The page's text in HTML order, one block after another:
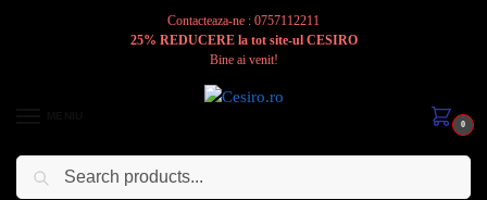
Contacteaza-ne : 0757112211
25% REDUCERE la tot site-ul CESIRO
Bine ai venit!
0
Cesiro